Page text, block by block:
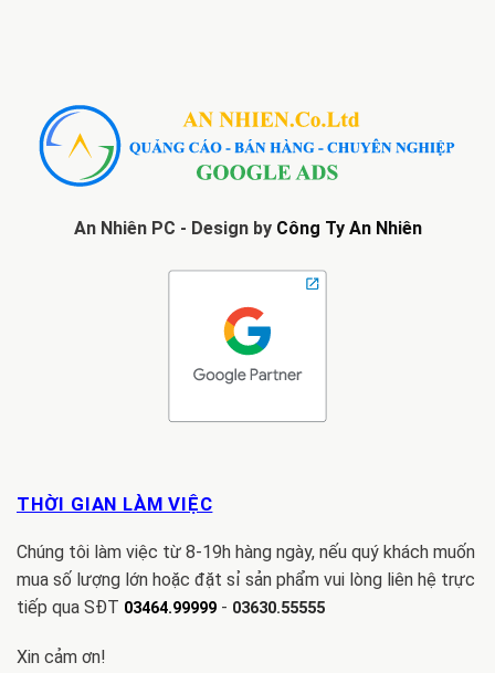
An Nhiên PC - Design by Công Ty An Nhiên
THỜI GIAN LÀM VIỆC
Chúng tôi làm việc từ 8-19h hàng ngày, nếu quý khách muốn
mua số lượng lớn hoặc đặt sỉ sản phẩm vui lòng liên hệ trực
tiếp qua SĐT 03464.99999 - 03630.55555
Xin cảm ơn!